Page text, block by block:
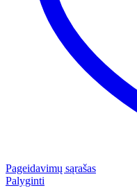
Pageidavimų sąrašas
Palyginti